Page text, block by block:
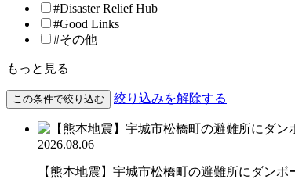
#Disaster Relief Hub
#Good Links
#その他
もっと見る
この条件で絞り込む 絞り込みを解除する
2026.08.06
【熊本地震】宇城市松橋町の避難所にダンボ